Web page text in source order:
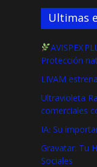
Ultimas
AVISPEX
Protección
LIVAM
Ultravioleta
comerciales
IA: Su
Gravatar: Tu
Sociales